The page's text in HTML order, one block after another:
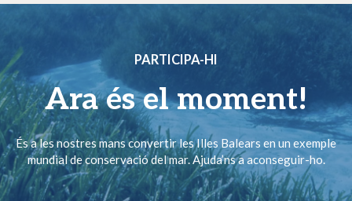
PARTICIPA-HI
Ara és el moment!
És a les nostres mans convertir les Illes Balears en un exemple
mundial de conservació del mar. Ajuda’ns a aconseguir-ho.